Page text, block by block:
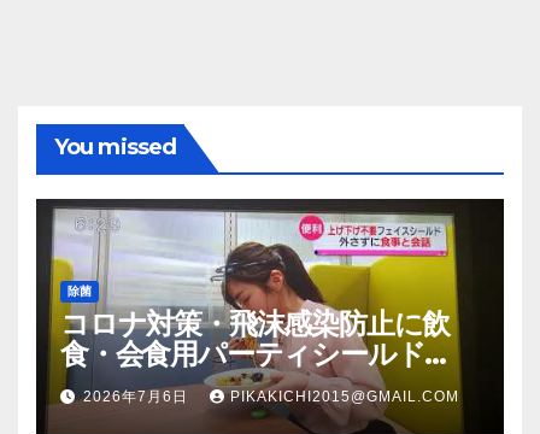
You missed
除菌
コロナ対策・飛沫感染防止に飲
食・会食用パーティシールド
（マスク会食代替品）ＦＢＣ福井
放送のＴＶ番組での紹介映像
2026年7月6日 PIKAKICHI2015@GMAIL.COM